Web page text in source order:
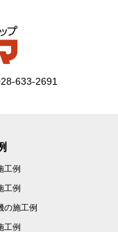
633-2691
工例
工例
の施工例
工例